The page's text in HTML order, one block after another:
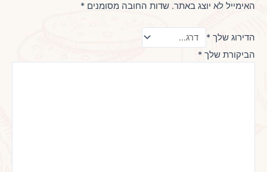
האימייל לא יוצג באתר. שדות החובה מסומנים *
הדירוג שלך *
הביקורת שלך *